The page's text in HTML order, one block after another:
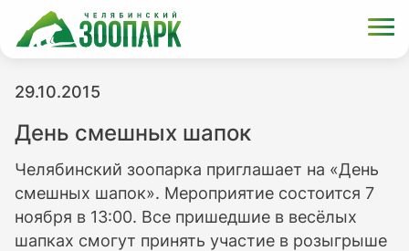
29.10.2015
День смешных шапок
Челябинский зоопарка приглашает на «День
смешных шапок». Мероприятие состоится 7
ноября в 13:00. Все пришедшие в весёлых
шапках смогут принять участие в розыгрыше